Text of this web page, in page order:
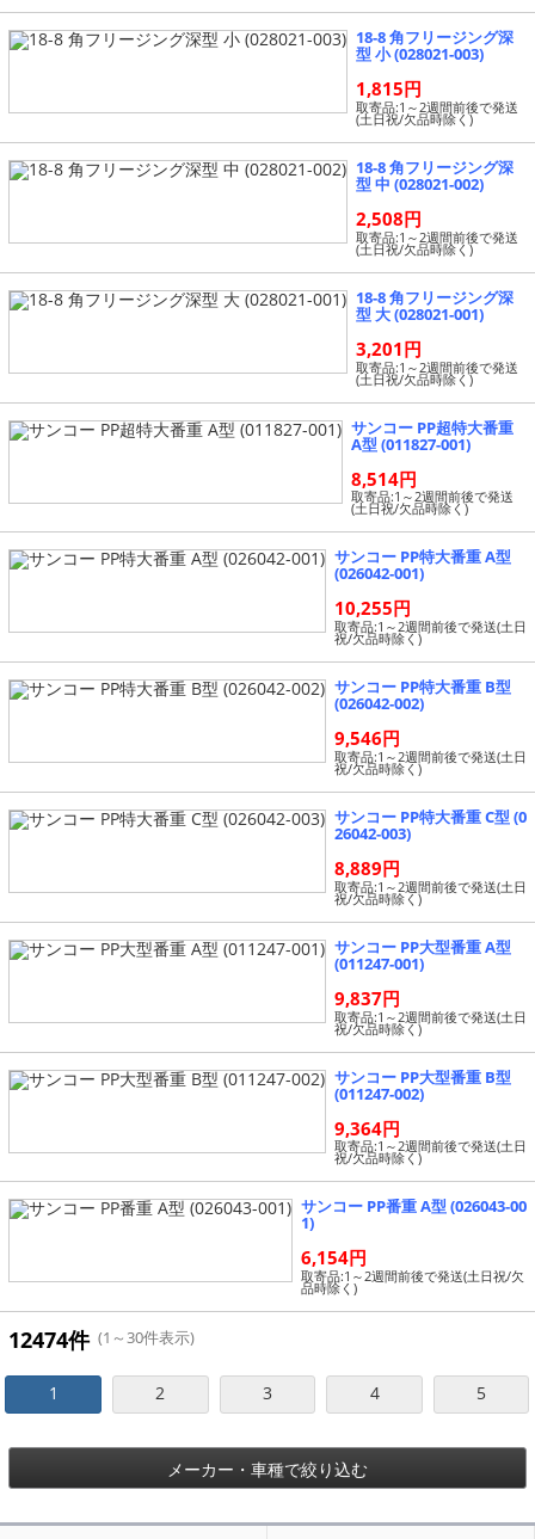
18-8 角フリージング深
型 小 (028021-003)
1,815円
取寄品:1～2週間前後で発送
(土日祝/欠品時除く)
18-8 角フリージング深
型 中 (028021-002)
2,508円
取寄品:1～2週間前後で発送
(土日祝/欠品時除く)
18-8 角フリージング深
型 大 (028021-001)
3,201円
取寄品:1～2週間前後で発送
(土日祝/欠品時除く)
サンコー PP超特大番重
A型 (011827-001)
8,514円
取寄品:1～2週間前後で発送
(土日祝/欠品時除く)
サンコー PP特大番重 A型
(026042-001)
10,255円
取寄品:1～2週間前後で発送(土日
祝/欠品時除く)
サンコー PP特大番重 B型
(026042-002)
9,546円
取寄品:1～2週間前後で発送(土日
祝/欠品時除く)
サンコー PP特大番重 C型 (0
26042-003)
8,889円
取寄品:1～2週間前後で発送(土日
祝/欠品時除く)
サンコー PP大型番重 A型
(011247-001)
9,837円
取寄品:1～2週間前後で発送(土日
祝/欠品時除く)
サンコー PP大型番重 B型
(011247-002)
9,364円
取寄品:1～2週間前後で発送(土日
祝/欠品時除く)
サンコー PP番重 A型 (026043-00
1)
6,154円
取寄品:1～2週間前後で発送(土日祝/欠
品時除く)
12474件 (1～30件表示)
1 2 3 4 5
メーカー・車種で絞り込む